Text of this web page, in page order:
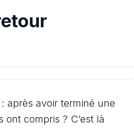
après avoir terminé une
compris ? C’est là